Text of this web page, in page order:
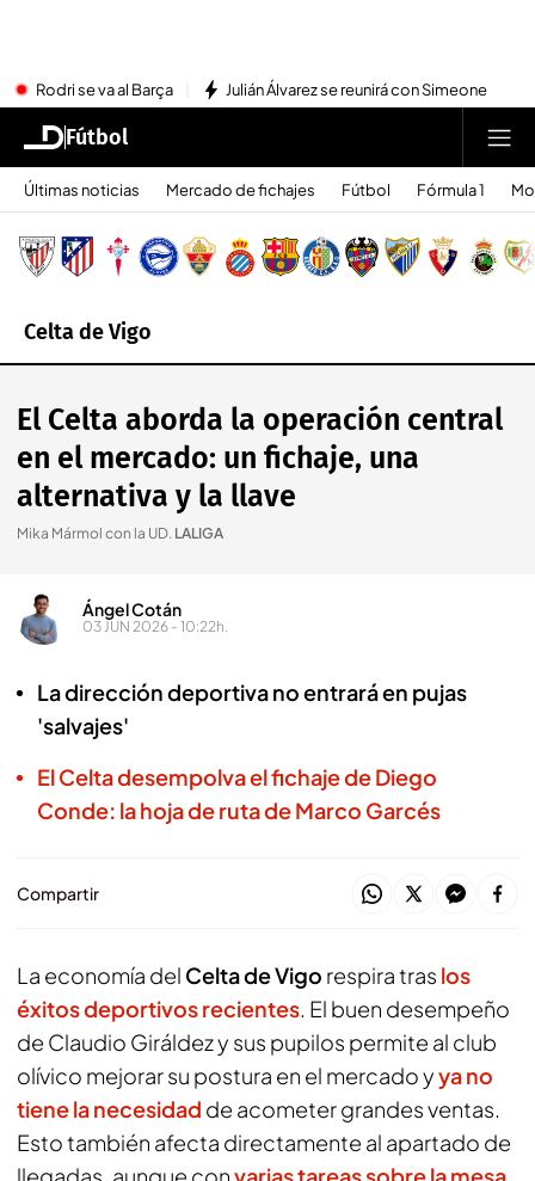
Rodri se va al Barça Julián Álvarez se reunirá con Simeone
Fútbol
Últimas noticias Mercado de fichajes Fútbol Fórmula 1
Celta de Vigo
El Celta aborda la operación central
en el mercado: un fichaje, una
alternativa y la llave
Mika Mármol con la UD. LALIGA
Ángel Cotán
03 JUN 2026 - 10:22h.
La dirección deportiva no entrará en pujas
'salvajes'
El Celta desempolva el fichaje de Diego
Conde: la hoja de ruta de Marco Garcés
Compartir
La economía del Celta de Vigo respira tras los
éxitos deportivos recientes. El buen desempeño
de Claudio Giráldez y sus pupilos permite al club
olívico mejorar su postura en el mercado yya no
tiene la necesidad de acometer grandes ventas.
Esto también afecta directamente al apartado de